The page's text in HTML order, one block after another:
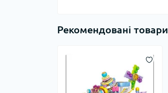
Рекомендовані товари